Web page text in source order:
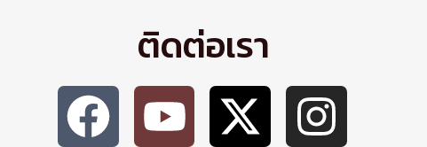
ติดต่อเรา